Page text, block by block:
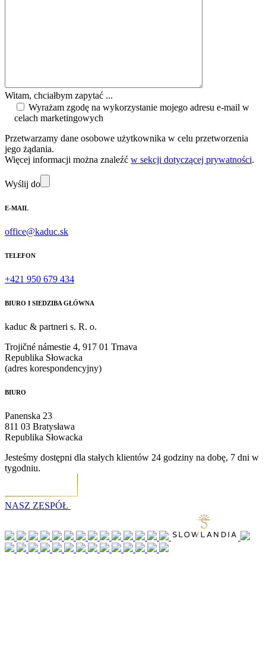
Witam, chciałbym zapytać ...
Wyrażam zgodę na wykorzystanie mojego adresu e-mail w
celach marketingowych
Przetwarzamy dane osobowe użytkownika w celu przetworzenia
jego żądania.
Więcej informacji można znaleźć w sekcji dotyczącej prywatności.
Wyślij do
E-MAIL
office@kaduc.sk
TELEFON
+421 950 679 434
BIURO I SIEDZIBA GŁÓWNA
kaduc & partneri s. R. o.
Trojičné námestie 4, 917 01 Trnava
Republika Słowacka
(adres korespondencyjny)
BIURO
Panenska 23
811 03 Bratysława
Republika Słowacka
Jesteśmy dostępni dla stałych klientów 24 godziny na dobę, 7 dni w
tygodniu.
NASZ ZESPÓŁ